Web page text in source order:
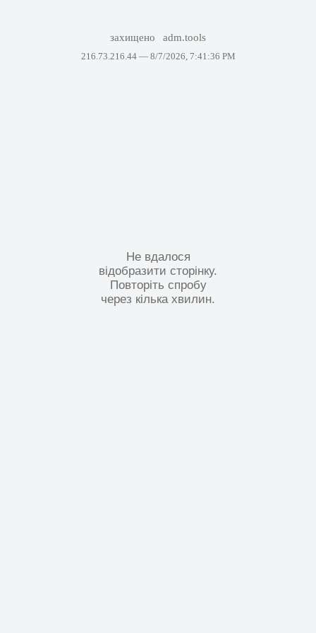
захищено adm.tools
216.73.216.44 — 8/7/2026, 7:41:36 PM
Не вдалося
відобразити сторінку.
Повторіть спробу
через кілька хвилин.